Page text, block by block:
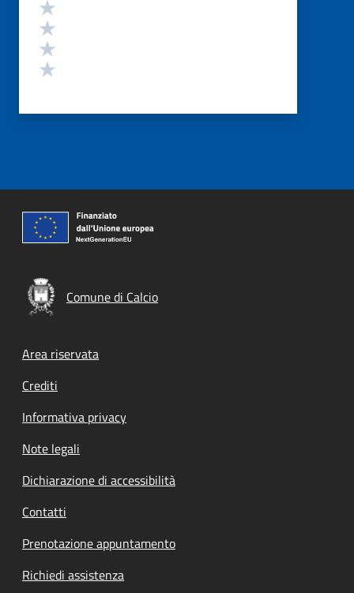
Comune di Calcio
Footer menu
Area riservata
Crediti
Informativa privacy
Note legali
Dichiarazione di accessibilità
Contatti
Prenotazione appuntamento
Richiedi assistenza